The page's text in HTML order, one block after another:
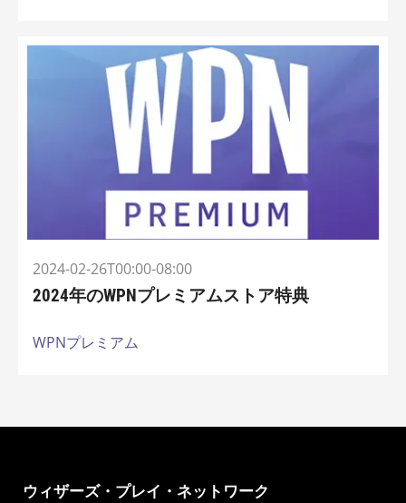
2024-02-26T00:00-08:00
2024年のWPNプレミアムストア特典
WPNプレミアム
ウィザーズ・プレイ・ネットワーク